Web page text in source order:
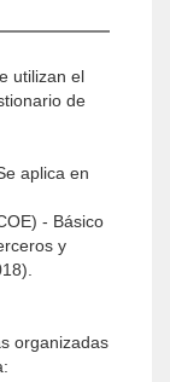
utilizan el
de
aplica en
- Básico
y
organizadas